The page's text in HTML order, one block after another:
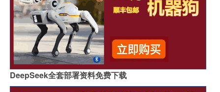
DeepSeek全套部署资料免费下载